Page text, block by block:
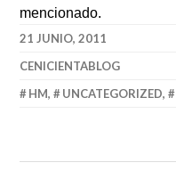
mencionado.
21 JUNIO, 2011
CENICIENTABLOG
HM, UNCATEGORIZED,